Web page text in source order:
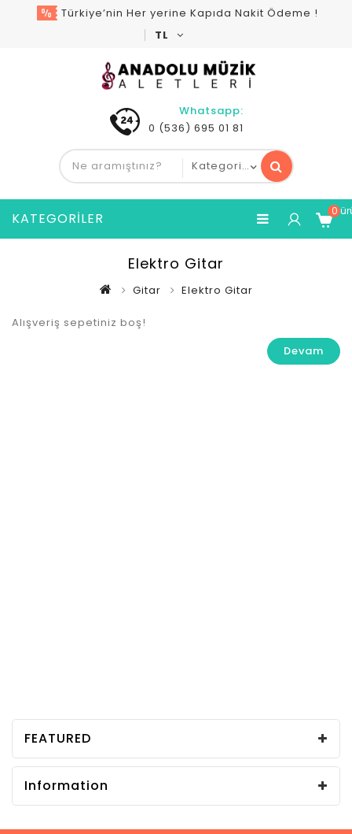
Türkiye’nin Her yerine Kapıda Nakit Ödeme !
TL
Whatsapp:
0 (536) 695 01 81
KATEGORILER 0
Elektro Gitar
Gitar Elektro Gitar
Alışveriş sepetiniz boş!
Devam
FEATURED
Information